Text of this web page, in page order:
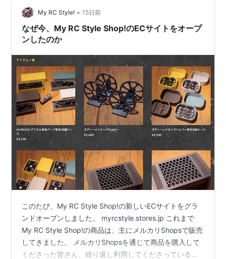
My RC Style! • 15日前
なぜ今、My RC Style Shop!のECサイトをオープ
ンしたのか
このたび、My RC Style Shop!の新しいECサイトをグラ
ンドオープンしました。 myrcstyle.stores.jp これまで
My RC Style Shop!の商品は、主にメルカリShopsで販売
してきました。 メルカリShopsを通じて商品を購入して
くださった皆さん、繰り返し利用してくださっている皆